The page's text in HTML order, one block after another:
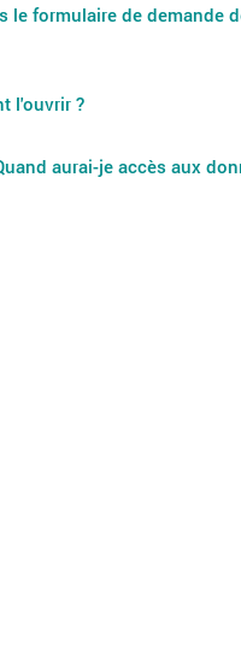
le formulaire de demande
l'ouvrir ?
aurai-je accès aux